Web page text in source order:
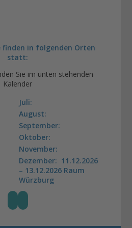
finden in folgenden Orten
statt:
Sie im unten stehenden
Kalender
Juli:
August:
September:
Oktober:
November:
Dezember: 11.12.2026
– 13.12.2026 Raum
Würzburg